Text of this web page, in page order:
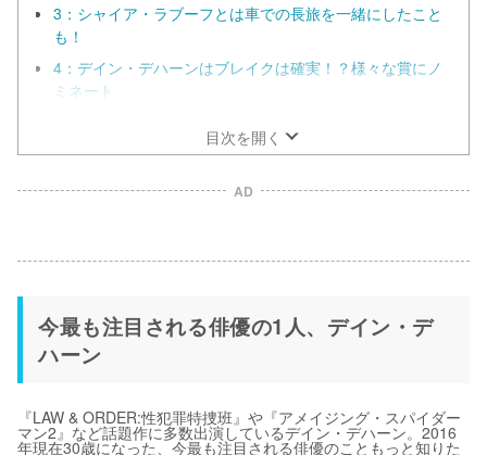
3：シャイア・ラブーフとは車での長旅を一緒にしたこと
も！
4：デイン・デハーンはブレイクは確実！？様々な賞にノ
ミネート
目次を開く
AD
今最も注目される俳優の1人、デイン・デ
ハーン
『LAW & ORDER:性犯罪特捜班』や『アメイジング・スパイダー
マン2』など話題作に多数出演しているデイン・デハーン。2016
年現在30歳になった、今最も注目される俳優のこともっと知りた